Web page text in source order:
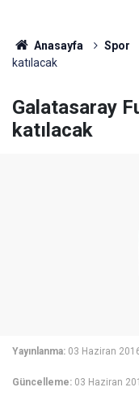
Anasayfa Spor
katılacak
Galatasaray
katılacak
Yayınlanma: 03 Haziran
Güncelleme: 03 Haziran